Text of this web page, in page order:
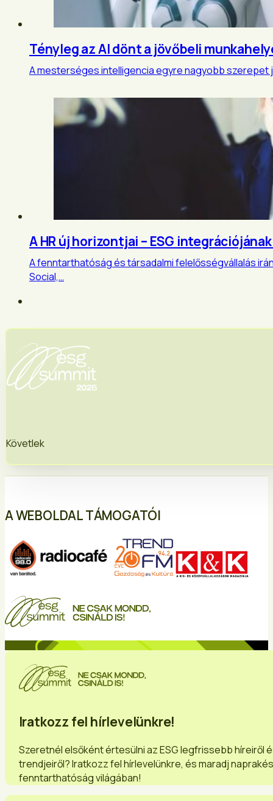
Tényleg az AI dönt a jövőbeli
A mesterséges intelligencia egyre nagyobb
A HR új horizontjai – ESG
A fenntarthatóság és társadalmi felelősségvállalás
Social,…
Követlek
A WEBOLDAL TÁMOGATÓI
Iratkozz fel hírlevelünkre!
Szeretnél elsőként értesülni az ESG legfrissebb híreiről
trendjeiről? Iratkozz fel hírlevelünkre, és maradj
fenntarthatóság világában!